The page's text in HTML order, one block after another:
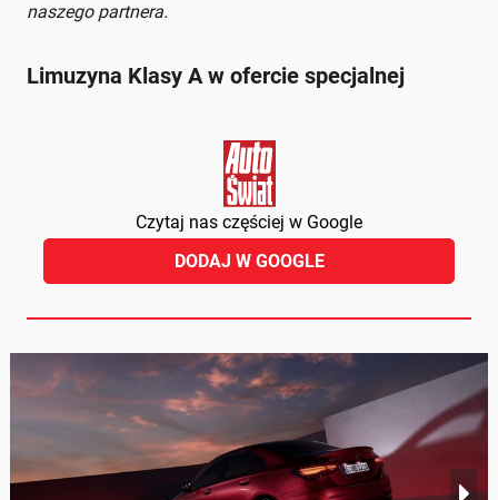
naszego partnera.
Limuzyna Klasy A w ofercie specjalnej
Czytaj nas częściej w Google
DODAJ W GOOGLE